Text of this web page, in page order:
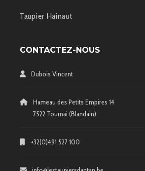
Taupier Hainaut
CONTACTEZ-NOUS
Dubois Vincent
Hameau des Petits Empires 14
7522 Tournai (Blandain)
+32(0)491 527 100